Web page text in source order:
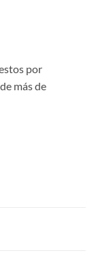
por
más de